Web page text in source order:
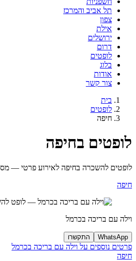
תל אביב והמרכז
צפון
אילת
ירושלים
דרום
לופטים
בלוג
אודות
צור קשר
בית
לופטים
חיפה
לופטים בחיפה
לופטים להשכרה בחיפה לאירוע פרטי —
חיפה
וילה עם בריכה בכרמל
WhatsApp התקשרו
פרטים נוספים על וילה עם בריכה בכרמל
חיפה